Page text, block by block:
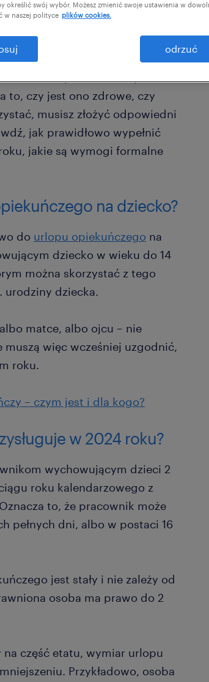
do skorzystania z urlopu
to, czy jest ono zdrowe, czy
musisz złożyć odpowiedni
jak prawidłowo wypełnić
jakie są wymogi formalne
na dziecko?
do urlopu opiekuńczego na
dziecko w wieku do 14
można skorzystać z tego
urodziny dziecka.
matce, albo ojcu – nie
więc wcześniej uzgodnić,
roku.
– czym jest i dla kogo?
w 2024 roku?
wychowującym dzieci 2
roku kalendarzowego z
to, że pracownik może
pełnych dni, albo w postaci 16
jest stały i nie zależy od
osoba ma prawo do 2
część etatu, wymiar urlopu
Przykładowo, osoba
określić swój wybór. Możesz zmienić swoje ustawienia w
w naszej polityce plików cookies.
odrzuć